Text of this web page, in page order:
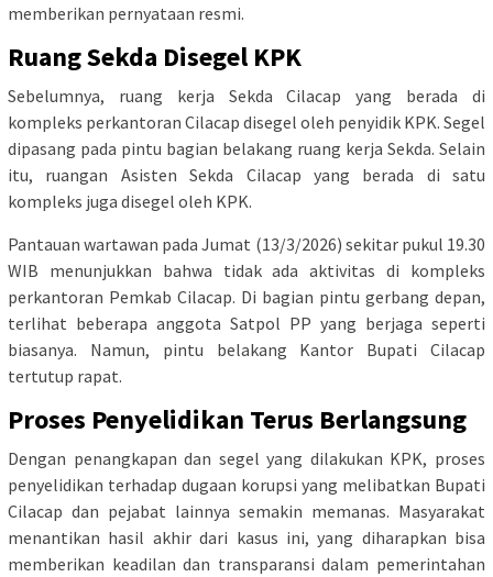
memberikan pernyataan resmi.
Ruang Sekda Disegel KPK
Sebelumnya, ruang kerja Sekda Cilacap yang berada di
kompleks perkantoran Cilacap disegel oleh penyidik KPK. Segel
dipasang pada pintu bagian belakang ruang kerja Sekda. Selain
itu, ruangan Asisten Sekda Cilacap yang berada di satu
kompleks juga disegel oleh KPK.
Pantauan wartawan pada Jumat (13/3/2026) sekitar pukul 19.30
WIB menunjukkan bahwa tidak ada aktivitas di kompleks
perkantoran Pemkab Cilacap. Di bagian pintu gerbang depan,
terlihat beberapa anggota Satpol PP yang berjaga seperti
biasanya. Namun, pintu belakang Kantor Bupati Cilacap
tertutup rapat.
Proses Penyelidikan Terus Berlangsung
Dengan penangkapan dan segel yang dilakukan KPK, proses
penyelidikan terhadap dugaan korupsi yang melibatkan Bupati
Cilacap dan pejabat lainnya semakin memanas. Masyarakat
menantikan hasil akhir dari kasus ini, yang diharapkan bisa
memberikan keadilan dan transparansi dalam pemerintahan